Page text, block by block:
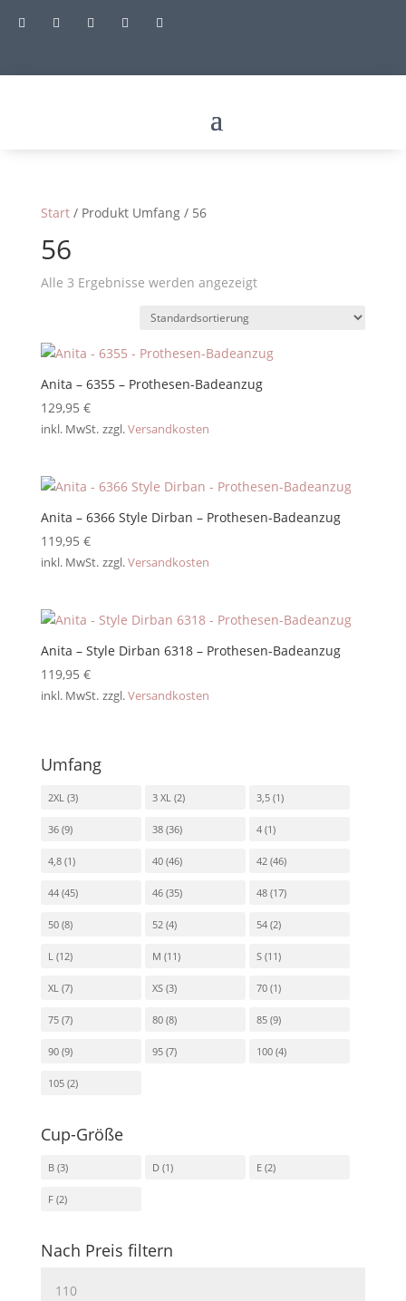
    
Start/ Produkt Umfang / 56
56
Alle 3 Ergebnisse werden angezeigt
Anita – 6355 – Prothesen-Badeanzug
129,95 €
inkl. MwSt. zzgl.Versandkosten
Anita – 6366 Style Dirban – Prothesen-Badeanzug
119,95 €
inkl. MwSt. zzgl.Versandkosten
Anita – Style Dirban 6318 – Prothesen-Badeanzug
119,95 €
inkl. MwSt. zzgl.Versandkosten
Umfang
2XL (3) 3 XL (2) 3,5 (1)
36 (9) 38 (36) 4 (1)
4,8 (1) 40 (46) 42 (46)
44 (45) 46 (35) 48 (17)
50 (8) 52 (4) 54 (2)
L (12) M (11) S (11)
XL (7) XS (3) 70 (1)
75 (7) 80 (8) 85 (9)
90 (9) 95 (7) 100 (4)
105 (2)
Cup-Größe
B (3) D (1) E (2)
F (2)
Nach Preis filtern